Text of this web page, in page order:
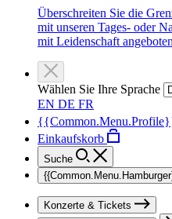
Überschreiten Sie die
mit unseren Tages- oder
mit Leidenschaft
Wählen Sie Ihre Sprache
EN DE FR
Einkaufskorb
Suche
Konzerte & Tickets